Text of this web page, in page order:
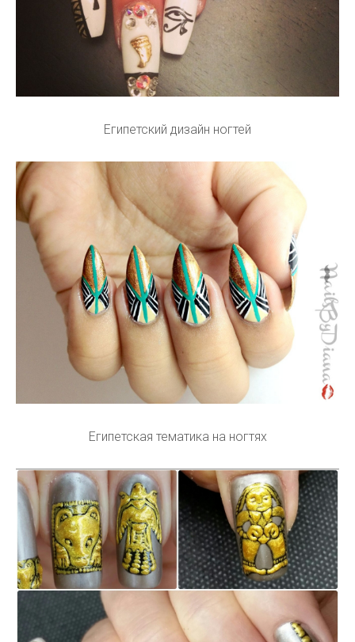
Маникюр с египетскими рисунками
Дизайн ногтей Египетский стиль